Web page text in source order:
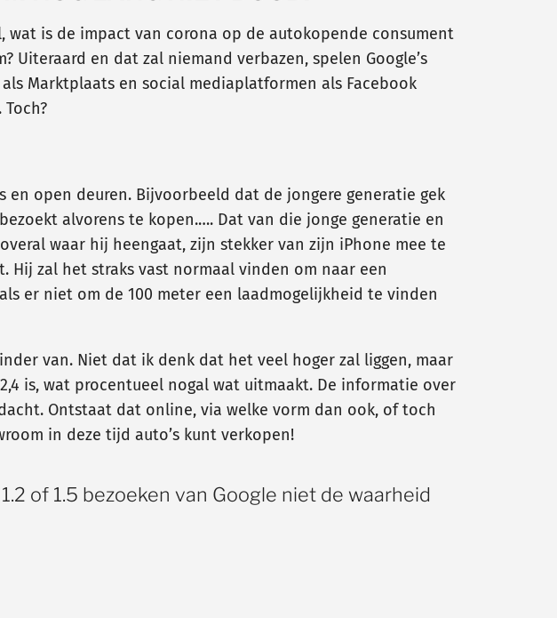
wat is de impact van corona op de autokopende consument
en dat zal niemand verbazen, spelen Google’s
Marktplaats en social mediaplatformen als Facebook
open deuren. Bijvoorbeeld dat de jongere generatie gek
alvorens te kopen.…. Dat van die jonge generatie en
waar hij heengaat, zijn stekker van zijn iPhone mee te
Hij zal het straks vast normaal vinden om naar een
er niet om de 100 meter een laadmogelijkheid te vinden
van. Niet dat ik denk dat het veel hoger zal liggen, maar
is, wat procentueel nogal wat uitmaakt. De informatie over
Ontstaat dat online, via welke vorm dan ook, of toch
in deze tijd auto’s kunt verkopen!
of 1.5 bezoeken van Google niet de waarheid